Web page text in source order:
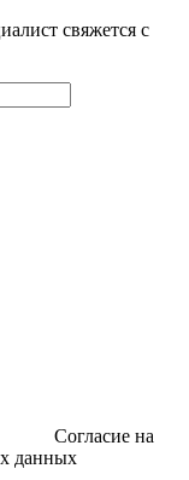
свяжется с
Согласие на
данных